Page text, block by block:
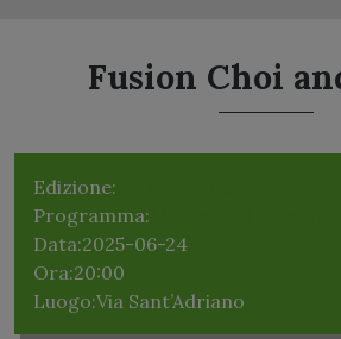
Fusion Choi
Edizione:
Programma:
Data:2025-06-24
Ora:20:00
Luogo:Via Sant’Adriano